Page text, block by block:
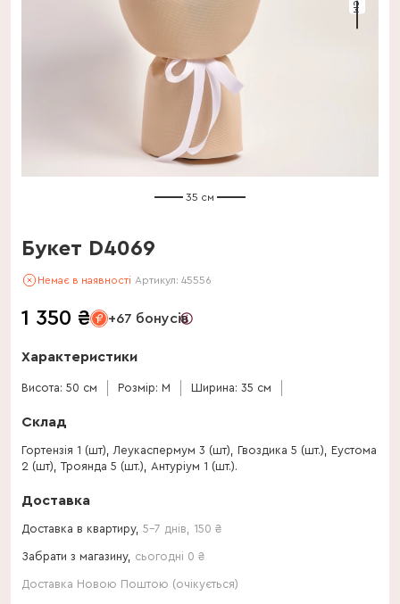
35 см
Букет D4069
Немає в наявності Артикул: 45556
1 350 ₴ +67 бонусів
Характеристики
Висота: 50 см Розмір: M Ширина: 35 см
Склад
Гортензія 1 (шт), Леукаспермум 3 (шт), Гвоздика 5 (шт.), Еустома
2 (шт), Троянда 5 (шт.), Антуріум 1 (шт.).
Доставка
Доставка в квартиру, 5-7 днів 150 ₴
Забрати з магазину, сьогодні 0 ₴
Доставка Новою Поштою (очікується)